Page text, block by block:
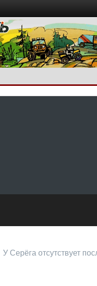
У Серёга отсутствует